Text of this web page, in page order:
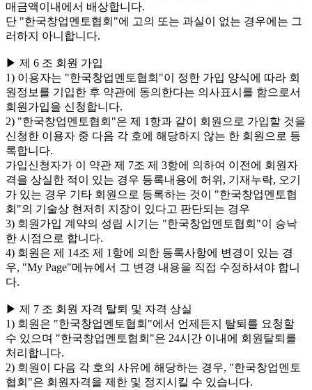
매금액이내에서 배상합니다.
단 "한국창업멘토협회"에 고의 또는 과실이 없는 경우에는 그
러하지 아니합니다.
▶ 제 6 조 회원 가입
1) 이용자는 "한국창업멘토협회"이 정한 가입 양식에 따라 회
원정보를 기입한 후 약관에 동의한다는 의사표시를 함으로서
회원가입을 신청합니다.
2) "한국창업멘토협회"은 제 1항과 같이 회원으로 가입할 것을
신청한 이용자 중 다음 각 호에 해당하지 않는 한 회원으로 등
록합니다.
가입신청자가 이 약관 제 7조 제 3항에 의하여 이전에 회원자
격을 상실한 적이 있는 경우 등록내용에 허위, 기재누락, 오기
가 있는 경우 기타 회원으로 등록하는 것이 "한국창업멘토협
회"의 기술상 현저히 지장이 있다고 판단되는 경우
3) 회원가입 계약의 성립 시기는 "한국창업멘토협회"이 승낙
한 시점으로 합니다.
4) 회원은 제 14조 제 1항에 의한 등록사항에 변경이 있는 경
우, "My Page"메뉴에서 그 변경 내용을 직접 수정하셔야 합니
다.
▶ 제 7 조 회원 자격 탈퇴 및 자격 상실
1) 회원은 "한국창업멘토협회"에서 언제든지 탈퇴를 요청할
수 있으며 "한국창업멘토협회"은 24시간 이내에 회원탈퇴를
처리합니다.
2) 회원이 다음 각 호의 사유에 해당하는 경우, "한국창업멘토
협회"은 회원자격을 제한 및 정지시킬 수 있습니다.